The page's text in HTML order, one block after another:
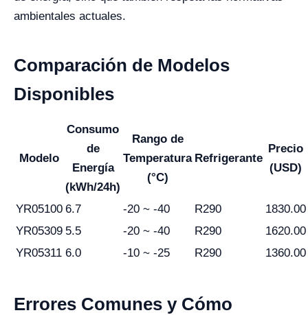
ambientales actuales.
Comparación de Modelos
Disponibles
Modelo
Consumo
de
Energía
(kWh/24h)
Rango de
Temperatura
(°C)
Refrigerante
Precio
(USD)
YR05100 6.7 -20 ~ -40 R290
1830.00
YR05309 5.5 -20 ~ -40 R290
1620.00
YR05311 6.0 -10 ~ -25 R290 1360.00
Errores Comunes y Cómo